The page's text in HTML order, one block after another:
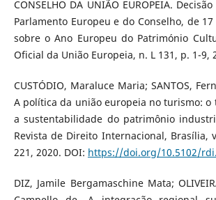
CONSELHO DA UNIÃO EUROPEIA.
Parlamento Europeu e do Conselho, de
sobre o Ano Europeu do Património
Oficial da União Europeia, n. L 131, p. 1-9,
CUSTÓDIO, Maraluce Maria; SANTOS,
A política da união europeia no turismo:
a sustentabilidade do patrimônio
Revista de Direito Internacional, Brasília,
221, 2020. DOI: https://doi.org/10.5102/
DIZ, Jamile Bergamaschine Mata;